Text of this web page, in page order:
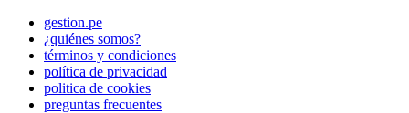
gestion.pe
¿quiénes somos?
términos y condiciones
política de privacidad
politica de cookies
preguntas frecuentes